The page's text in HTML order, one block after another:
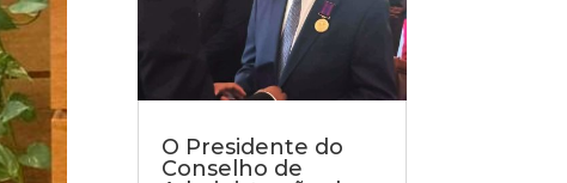
O Presidente do
Conselho de